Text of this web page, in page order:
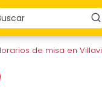
de misa en